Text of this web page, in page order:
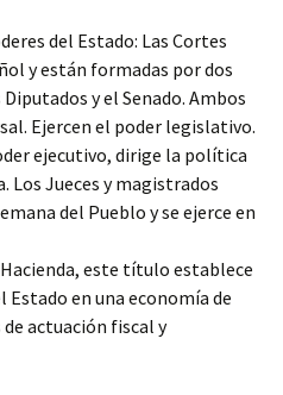
del Estado: Las Cortes
y están formadas por dos
y el Senado. Ambos
Ejercen el poder legislativo.
ejecutivo, dirige la política
Los Jueces y magistrados
del Pueblo y se ejerce en
este título establece
Estado en una economía de
actuación fiscal y